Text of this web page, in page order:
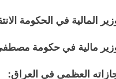
المالية في الحكومة الانتقالية 2005
مالية في حكومة
العظمى في العراق: